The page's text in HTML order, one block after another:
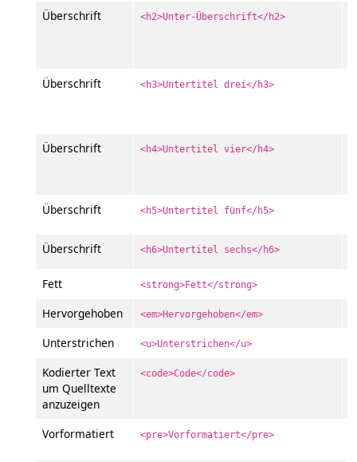
Überschrift <h2>Unter-Überschrift</h2>
Überschrift <h3>Untertitel drei</h3>
Überschrift <h4>Untertitel vier</h4>
Überschrift <h5>Untertitel fünf</h5>
Überschrift <h6>Untertitel sechs</h6>
Fett <strong>Fett</strong>
Hervorgehoben
<em>Hervorgehoben</em>
Unterstrichen
<u>Unterstrichen</u>
Kodierter Text
um Quelltexte
anzuzeigen
<code>Code</code>
Vorformatiert <pre>Vorformatiert</pre>